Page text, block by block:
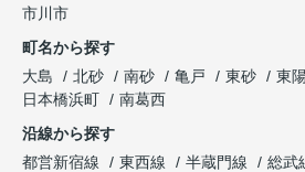
市川市
町名から探す
大島
北砂 南砂 亀戸 東砂 東
日本橋浜町
南葛西
沿線から探す
都営新宿線
東西線 半蔵門線 総武